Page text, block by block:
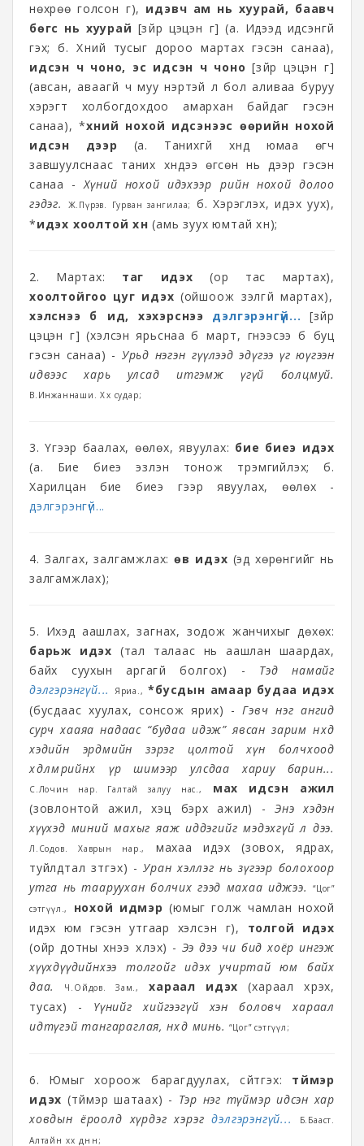
нөхрөө голсон үг), идэвч ам нь хуурай, баавч
бөгс нь хуурай [зүйр цэцэн үг] (а. Идээд идсэнгүй
гэх; б. Хүний тусыг дороо мартах гэсэн санаа),
идсэн ч чоно, эс идсэн ч чоно [зүйр цэцэн үг]
(авсан, аваагүй ч муу нэртэй л бол аливаа буруу
хэрэгт холбогдохдоо амархан байдаг гэсэн
санаа), *хүний нохой идсэнээс өөрийн нохой
идсэн дээр
(а. Танихгүй хүнд юмаа өгч
завшуулснаас таних хүндээ өгсөн нь дээр гэсэн
санаа -Хүний нохой идэхээр өөрийн нохой долоо
гэдэг.
Ж.Пүрэв. Гурван зангилаа;
б. Хэрэглэх, идэх уух),
*идэх хоолтой хүн (амь зуух юмтай хүн);
2. Мартах: таг идэх (ор тас мартах),
хоолтойгоо цуг идэх (ойшоож үзэлгүй мартах),
хэлснээ бүү ид, хэхэрснээ дэлгэрэнгүй... [зүйр
цэцэн үг] (хэлсэн ярьснаа бүү март, үгнээсээ бүү буц
гэсэн санаа) - Урьд нэгэн өгүүлээд эдүгээ үг юүгээн
идвээс харь улсад итгэмж үгүй болцмуй.
В.Инжаннаши. Хөх судар;
3. Үгээр баалах, өөлөх, явуулах: бие биеэ идэх
(а. Бие биеэ эзлэн тонож түрэмгийлэх; б.
Харилцан бие биеэ үгээр явуулах, өөлөх -
дэлгэрэнгүй...
4. Залгах, залгамжлах:өв идэх (эд хөрөнгийг нь
залгамжлах);
5. Ихэд аашлах, загнах, зодож жанчихыг дөхөх:
барьж идэх (тал талаас нь аашлан шаардах,
байх суухын аргагүй болгох) - Тэд намайг
дэлгэрэнгүй...
Яриа., *бусдын амаар будаа идэх
(бусдаас хуулах, сонсож ярих) -Гэвч нэг ангид
сурч хааяа надаас “будаа идэж” явсан зарим нөхөд
хэдийн эрдмийн зэрэг цолтой хүн болчхоод
хөдөлмөрийнхөө үр шимээр улсдаа хариу барин...
С.Лочин нар. Галтай залуу нас.,
мах идсэн ажил
(зовлонтой ажил, хэцүү бэрх ажил) -Энэ хэдэн
хүүхэд миний махыг яаж иддэгийг мэдэхгүй л дээ.
Л.Содов. Хаврын нар.,
махаа идэх (зовох, ядрах,
туйлдтал зүтгэх) -Уран хэллэг нь зүгээр болохоор
утга нь тааруухан болчих гээд махаа иджээ.
“Цог”
сэтгүүл.,
нохой идмэр (юмыг голж чамлан нохой
идэх юм гэсэн утгаар хэлсэн үг), толгой идэх
(ойр дотны хүнээ үхүүлэх) - Ээ дээ чи бид хоёр ингэж
хүүхдүүдийнхээ толгойг идэх учиртай юм байх
даа.
Ч.Ойдов. Зам., хараал идэх (хараал хүрэх,
тусах) - Үүнийг хийгээгүй хэн боловч хараал
идтүгэй тангараглая, нөхөд минь. “Цог” сэтгүүл;
6. Юмыг хороож барагдуулах, сүйтгэх: түймэр
идэх (түймэр шатаах) - Тэр нэг түймэр идсэн хар
ховдын ёроолд хүрдэг хэрэгдэлгэрэнгүй...
Б.Бааст.
Алтайн хөх дөнөн;